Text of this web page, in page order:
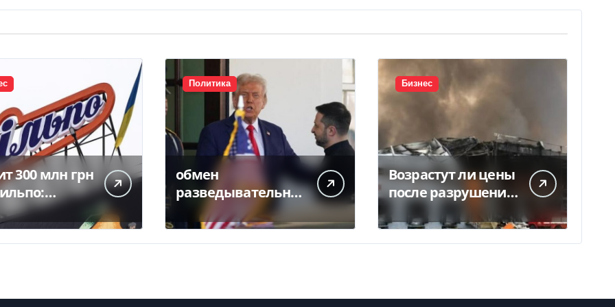
300 млн грн
с
Политика
обмен
разведывательны
ми данными
между Украиной и
США значительно
Бизнес
Возрастут ли цены
после разрушения
Киевом